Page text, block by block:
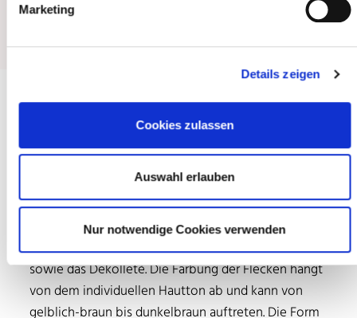
Marketing
Details zeigen
Cookies zulassen
Auswahl erlauben
Nur notwendige Cookies verwenden
und Altersflecken, bilden.
Pigment- und Altersflecken
erkennen
Besonders häufig betroffen von Pigment- und
Altersflecken sind Körperregionen, die häufig der
Sonne ausgesetzt sind. Beispielsweise also
Unterarme, Handrücken, Gesicht- und Halsbereich
sowie das Dekolleté. Die Färbung der Flecken hängt
von dem individuellen Hautton ab und kann von
gelblich-braun bis dunkelbraun auftreten. Die Form